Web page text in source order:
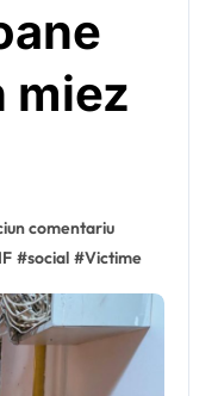
miez
comentariu
#social #Victime